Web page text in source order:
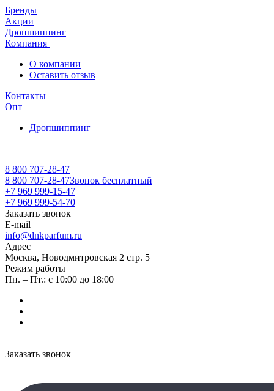
Бренды
Акции
Дропшиппинг
Компания
О компании
Оставить отзыв
Контакты
Опт
Дропшиппинг
8 800 707-28-47
8 800 707-28-47Звонок бесплатный
+7 969 999-15-47
+7 969 999-54-70
Заказать звонок
E-mail
info@dnkparfum.ru
Адрес
Москва, Новодмитровская 2 стр. 5
Режим работы
Пн. – Пт.: с 10:00 до 18:00
Заказать звонок